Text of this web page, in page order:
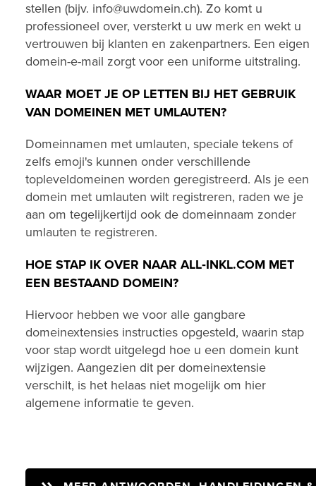
stellen (bijv. info@uwdomein.ch). Zo komt u
professioneel over, versterkt u uw merk en wekt u
vertrouwen bij klanten en zakenpartners. Een eigen
domein-e-mail zorgt voor een uniforme uitstraling.
WAAR MOET JE OP LETTEN BIJ HET GEBRUIK
VAN DOMEINEN MET UMLAUTEN?
Domeinnamen met umlauten, speciale tekens of
zelfs emoji's kunnen onder verschillende
topleveldomeinen worden geregistreerd. Als je een
domein met umlauten wilt registreren, raden we je
aan om tegelijkertijd ook de domeinnaam zonder
umlauten te registreren.
HOE STAP IK OVER NAAR ALL‑INKL.COM MET
EEN BESTAAND DOMEIN?
Hiervoor hebben we voor alle gangbare
domeinextensies instructies opgesteld, waarin stap
voor stap wordt uitgelegd hoe u een domein kunt
wijzigen. Aangezien dit per domeinextensie
verschilt, is het helaas niet mogelijk om hier
algemene informatie te geven.